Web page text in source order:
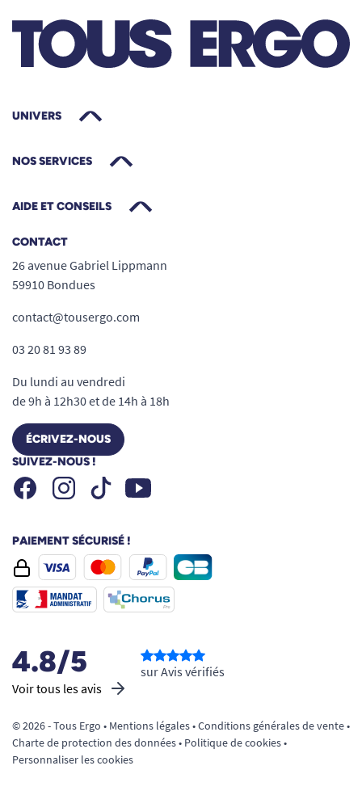
UNIVERS
NOS SERVICES
AIDE ET CONSEILS
CONTACT
26 avenue Gabriel Lippmann
59910 Bondues
contact@tousergo.com
03 20 81 93 89
Du lundi au vendredi
de 9h à 12h30 et de 14h à 18h
ÉCRIVEZ-NOUS
SUIVEZ-NOUS !
FacebookInstagramTiktok Youtube
PAIEMENT SÉCURISÉ !
4.8/5
Voir tous les avis
sur Avis vérifiés
© 2026 - Tous Ergo • Mentions légales•Conditions générales de vente•
Charte de protection des données• Politique de cookies•
Personnaliser les cookies